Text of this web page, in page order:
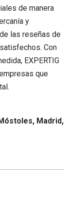
de manera
y
las reseñas de
Con
EXPERTIG
que
Madrid,